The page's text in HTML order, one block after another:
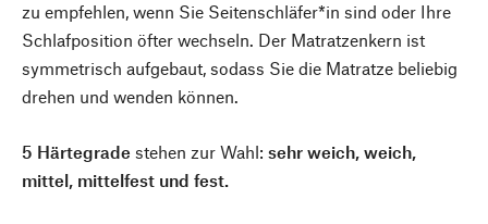
zu empfehlen, wenn Sie Seitenschläfer*in sind oder Ihre
Schlafposition öfter wechseln. Der Matratzenkern ist
symmetrisch aufgebaut, sodass Sie die Matratze beliebig
drehen und wenden können.
5 Härtegrade stehen zur Wahl: sehr weich, weich,
mittel, mittelfest und fest.